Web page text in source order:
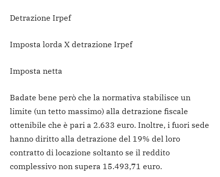
Detrazione Irpef
Imposta lorda X detrazione Irpef
Imposta netta
Badate bene però che la normativa stabilisce un
limite (un tetto massimo) alla detrazione fiscale
ottenibile che è pari a 2.633 euro. Inoltre, i fuori sede
hanno diritto alla detrazione del 19% del loro
contratto di locazione soltanto se il reddito
complessivo non supera 15.493,71 euro.